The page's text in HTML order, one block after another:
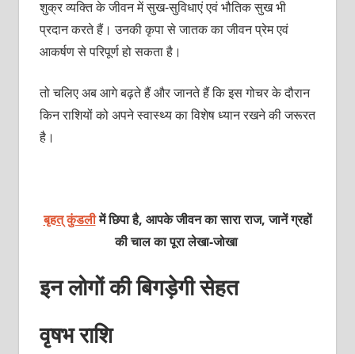
शुक्र व्‍यक्‍ति के जीवन में सुख-सुविधाएं एवं भौतिक सुख भी
प्रदान करते हैं। उनकी कृपा से जातक का जीवन प्रेम एवं
आकर्षण से परिपूर्ण हो सकता है।
तो चलिए अब आगे बढ़ते हैं और जानते हैं कि इस गोचर के दौरान
किन राशियों को अपने स्‍वास्‍थ्‍य का विशेष ध्‍यान रखने की जरूरत
है।
बृहत् कुंडलीमें छिपा है, आपके जीवन का सारा राज, जानें ग्रहों
की चाल का पूरा लेखा-जोखा
इन लोगों की बिगड़ेगी सेहत
वृषभ राशि